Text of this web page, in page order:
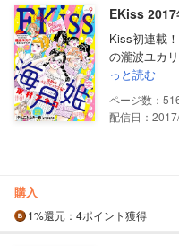
EKiss
Kiss初連載
の瀧波ユカ
っと読む
配信日：
購入
1%還元 ：4ポイント獲得